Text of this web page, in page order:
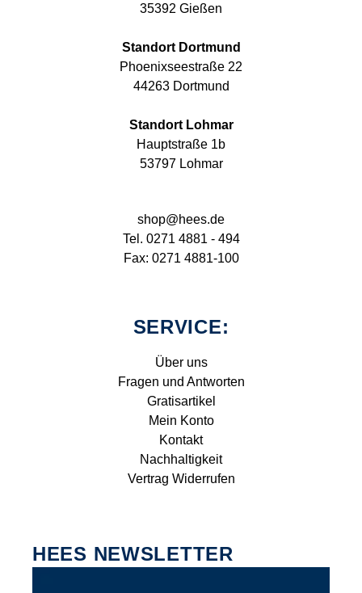
35392 Gießen
Standort Dortmund
Phoenixseestraße 22
44263 Dortmund
Standort Lohmar
Hauptstraße 1b
53797 Lohmar
shop@hees.de
Tel. 0271 4881 - 494
Fax: 0271 4881-100
SERVICE:
Über uns
Fragen und Antworten
Gratisartikel
Mein Konto
Kontakt
Nachhaltigkeit
Vertrag Widerrufen
HEES NEWSLETTER